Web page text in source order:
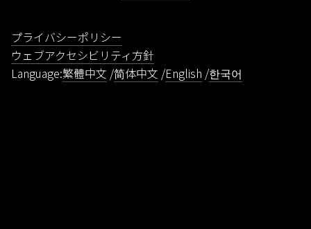
プライバシーポリシー
ウェブアクセシビリティ方針
Language:繁體中文 简体中文 English 한국어